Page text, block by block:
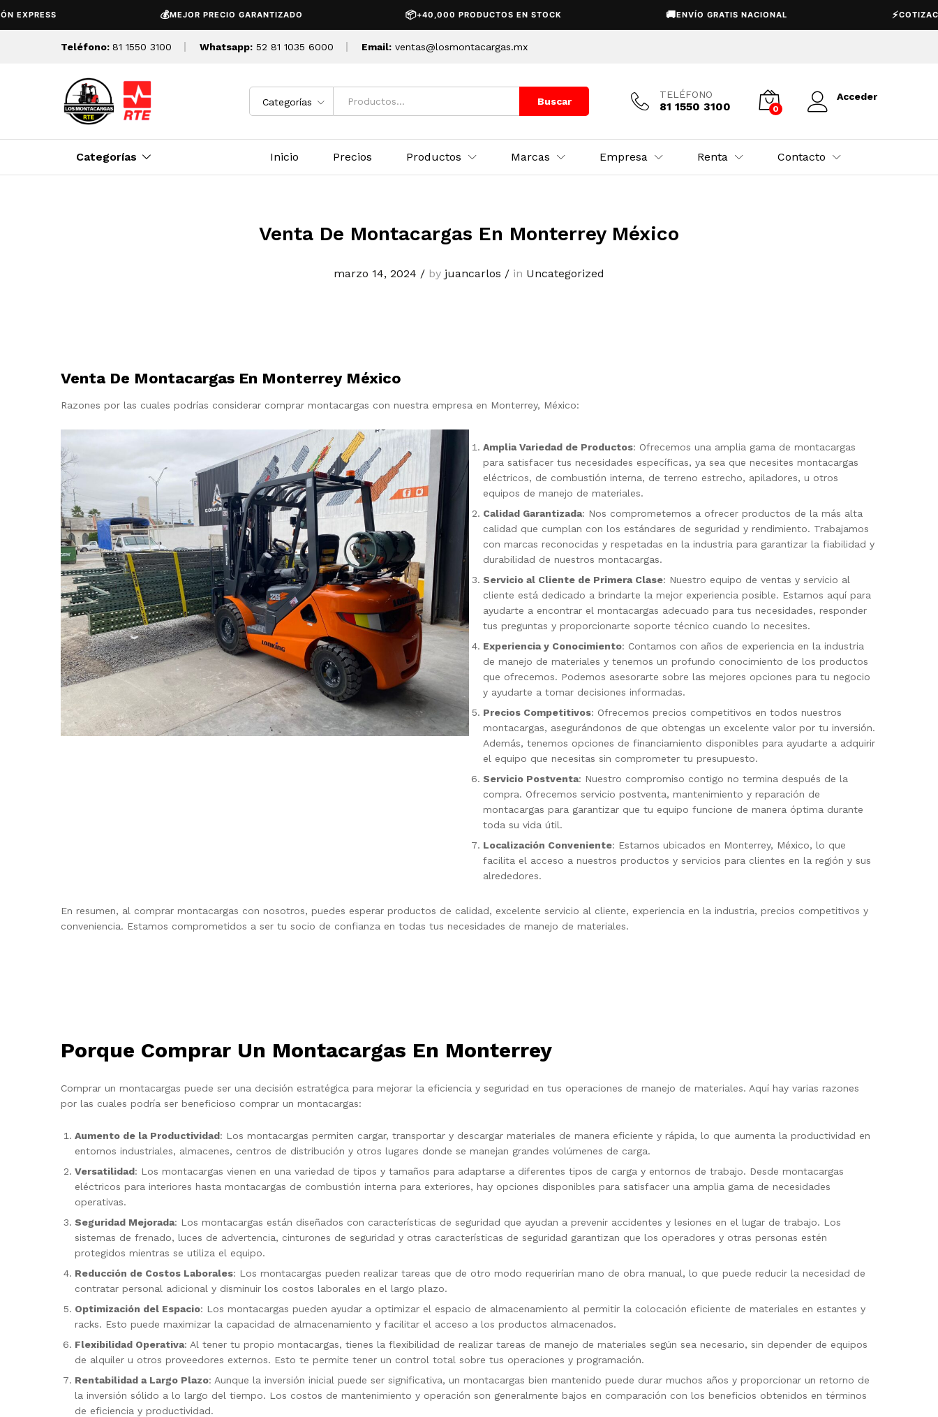
MEJOR PRECIO GARANTIZADO +40,000 PRODUCTOS EN STOCK ENVÍO GRATIS NACIONAL COTIZACIÓN
Teléfono: 81 1550 3100 Whatsapp: 52 81 1035 6000 Email: ventas@losmontacargas.mx
Categorías Buscar
TELÉFONO
81 1550 3100 0
Acceder
Categorías Inicio Precios Productos Marcas Empresa Renta Contacto
Venta De Montacargas En Monterrey México
marzo 14, 2024 / by juancarlos / in Uncategorized
Venta De Montacargas En Monterrey México
Razones por las cuales podrías considerar comprar montacargas con nuestra empresa en Monterrey, México:
Amplia Variedad de Productos: Ofrecemos una amplia gama de montacargas
para satisfacer tus necesidades específicas, ya sea que necesites montacargas
eléctricos, de combustión interna, de terreno estrecho, apiladores, u otros
equipos de manejo de materiales.
Calidad Garantizada: Nos comprometemos a ofrecer productos de la más alta
calidad que cumplan con los estándares de seguridad y rendimiento. Trabajamos
con marcas reconocidas y respetadas en la industria para garantizar la fiabilidad y
durabilidad de nuestros montacargas.
Servicio al Cliente de Primera Clase: Nuestro equipo de ventas y servicio al
cliente está dedicado a brindarte la mejor experiencia posible. Estamos aquí para
ayudarte a encontrar el montacargas adecuado para tus necesidades, responder
tus preguntas y proporcionarte soporte técnico cuando lo necesites.
Experiencia y Conocimiento: Contamos con años de experiencia en la industria
de manejo de materiales y tenemos un profundo conocimiento de los productos
que ofrecemos. Podemos asesorarte sobre las mejores opciones para tu negocio
y ayudarte a tomar decisiones informadas.
Precios Competitivos: Ofrecemos precios competitivos en todos nuestros
montacargas, asegurándonos de que obtengas un excelente valor por tu inversión.
Además, tenemos opciones de financiamiento disponibles para ayudarte a adquirir
el equipo que necesitas sin comprometer tu presupuesto.
Servicio Postventa: Nuestro compromiso contigo no termina después de la
compra. Ofrecemos servicio postventa, mantenimiento y reparación de
montacargas para garantizar que tu equipo funcione de manera óptima durante
toda su vida útil.
Localización Conveniente: Estamos ubicados en Monterrey, México, lo que
facilita el acceso a nuestros productos y servicios para clientes en la región y sus
alrededores.
En resumen, al comprar montacargas con nosotros, puedes esperar productos de calidad, excelente servicio al cliente, experiencia en la industria, precios competitivos y
conveniencia. Estamos comprometidos a ser tu socio de confianza en todas tus necesidades de manejo de materiales.
Porque Comprar Un Montacargas En Monterrey
Comprar un montacargas puede ser una decisión estratégica para mejorar la eficiencia y seguridad en tus operaciones de manejo de materiales. Aquí hay varias razones
por las cuales podría ser beneficioso comprar un montacargas:
Aumento de la Productividad: Los montacargas permiten cargar, transportar y descargar materiales de manera eficiente y rápida, lo que aumenta la productividad en
entornos industriales, almacenes, centros de distribución y otros lugares donde se manejan grandes volúmenes de carga.
Versatilidad: Los montacargas vienen en una variedad de tipos y tamaños para adaptarse a diferentes tipos de carga y entornos de trabajo. Desde montacargas
eléctricos para interiores hasta montacargas de combustión interna para exteriores, hay opciones disponibles para satisfacer una amplia gama de necesidades
operativas.
Seguridad Mejorada: Los montacargas están diseñados con características de seguridad que ayudan a prevenir accidentes y lesiones en el lugar de trabajo. Los
sistemas de frenado, luces de advertencia, cinturones de seguridad y otras características de seguridad garantizan que los operadores y otras personas estén
protegidos mientras se utiliza el equipo.
Reducción de Costos Laborales: Los montacargas pueden realizar tareas que de otro modo requerirían mano de obra manual, lo que puede reducir la necesidad de
contratar personal adicional y disminuir los costos laborales en el largo plazo.
Optimización del Espacio: Los montacargas pueden ayudar a optimizar el espacio de almacenamiento al permitir la colocación eficiente de materiales en estantes y
racks. Esto puede maximizar la capacidad de almacenamiento y facilitar el acceso a los productos almacenados.
Flexibilidad Operativa: Al tener tu propio montacargas, tienes la flexibilidad de realizar tareas de manejo de materiales según sea necesario, sin depender de equipos
de alquiler u otros proveedores externos. Esto te permite tener un control total sobre tus operaciones y programación.
Rentabilidad a Largo Plazo: Aunque la inversión inicial puede ser significativa, un montacargas bien mantenido puede durar muchos años y proporcionar un retorno de
la inversión sólido a lo largo del tiempo. Los costos de mantenimiento y operación son generalmente bajos en comparación con los beneficios obtenidos en términos
de eficiencia y productividad.